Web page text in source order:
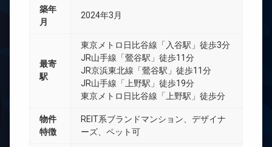
築年
月
2024年3月
最寄
駅
東京メトロ日比谷線「入谷駅」徒歩3分
JR山手線「鶯谷駅」徒歩11分
JR京浜東北線「鶯谷駅」徒歩11分
JR山手線「上野駅」徒歩19分
東京メトロ日比谷線「上野駅」徒歩分
物件
特徴
REIT系ブランドマンション、デザイナ
ーズ、ペット可